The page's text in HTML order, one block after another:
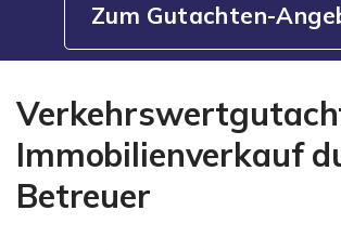
Zum Gutachten-
Immobilienverkauf
Betreuer